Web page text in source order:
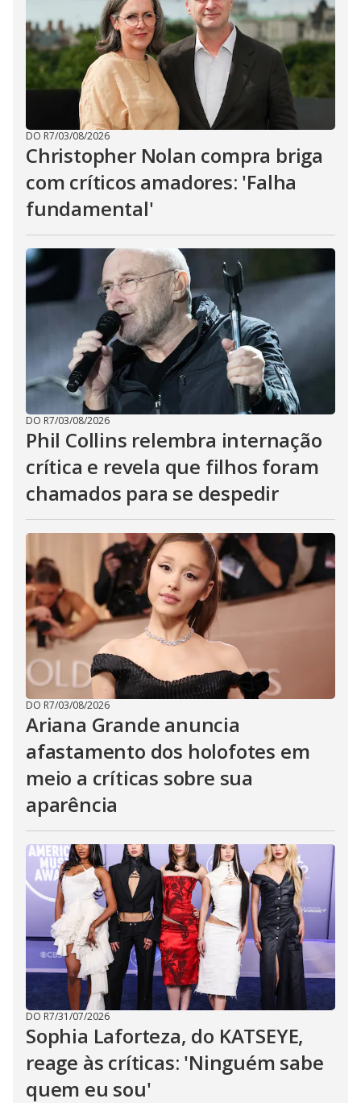
DO R7/03/08/2026
Christopher Nolan compra briga
com críticos amadores: 'Falha
fundamental'
DO R7/03/08/2026
Phil Collins relembra internação
crítica e revela que filhos foram
chamados para se despedir
DO R7/03/08/2026
Ariana Grande anuncia
afastamento dos holofotes em
meio a críticas sobre sua
aparência
DO R7/31/07/2026
Sophia Laforteza, do KATSEYE,
reage às críticas: 'Ninguém sabe
quem eu sou'